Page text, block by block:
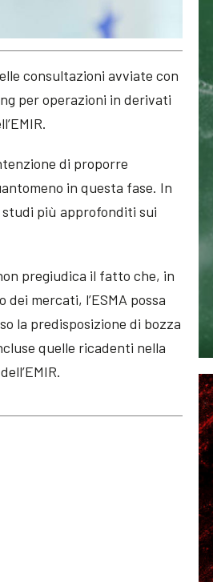
consultazioni avviate con
per operazioni in derivati
di proporre
in questa fase. In
studi più approfonditi sui
pregiudica il fatto che, in
mercati, l’ESMA possa
la predisposizione di bozza
quelle ricadenti nella